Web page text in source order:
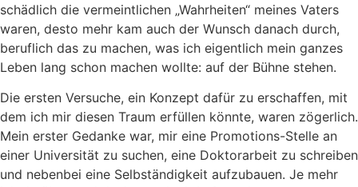
schädlich die vermeintlichen „Wahrheiten“ meines Vaters
waren, desto mehr kam auch der Wunsch danach durch,
beruflich das zu machen, was ich eigentlich mein ganzes
Leben lang schon machen wollte: auf der Bühne stehen.
Die ersten Versuche, ein Konzept dafür zu erschaffen, mit
dem ich mir diesen Traum erfüllen könnte, waren zögerlich.
Mein erster Gedanke war, mir eine Promotions-Stelle an
einer Universität zu suchen, eine Doktorarbeit zu schreiben
und nebenbei eine Selbständigkeit aufzubauen. Je mehr